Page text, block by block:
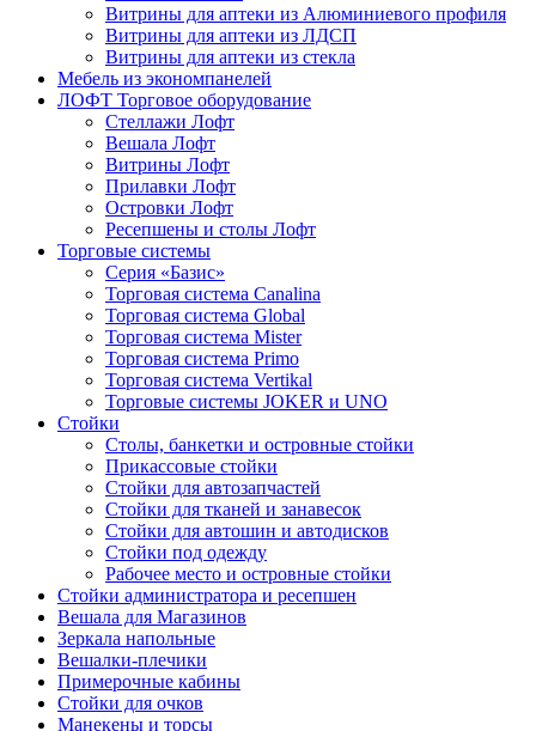
Витрины для аптеки из Алюминиевого профиля
Витрины для аптеки из ЛДСП
Витрины для аптеки из стекла
Мебель из экономпанелей
ЛОФТ Торговое оборудование
Стеллажи Лофт
Вешала Лофт
Витрины Лофт
Прилавки Лофт
Островки Лофт
Ресепшены и столы Лофт
Торговые системы
Серия «Базис»
Торговая система Canalina
Торговая система Global
Торговая система Mister
Торговая система Primo
Торговая система Vertikal
Торговые системы JOKER и UNO
Стойки
Столы, банкетки и островные стойки
Прикассовые стойки
Стойки для автозапчастей
Стойки для тканей и занавесок
Стойки для автошин и автодисков
Стойки под одежду
Рабочее место и островные стойки
Стойки администратора и ресепшен
Вешала для Магазинов
Зеркала напольные
Вешалки-плечики
Примерочные кабины
Стойки для очков
Манекены и торсы